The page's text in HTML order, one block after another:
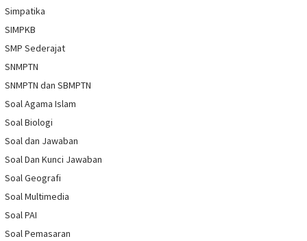
Simpatika
SIMPKB
SMP Sederajat
SNMPTN
SNMPTN dan SBMPTN
Soal Agama Islam
Soal Biologi
Soal dan Jawaban
Soal Dan Kunci Jawaban
Soal Geografi
Soal Multimedia
Soal PAI
Soal Pemasaran